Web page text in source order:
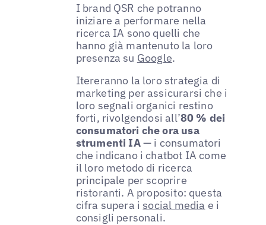
I brand QSR che potranno
iniziare a performare nella
ricerca IA sono quelli che
hanno già mantenuto la loro
presenza su Google.
Itereranno la loro strategia di
marketing per assicurarsi che i
loro segnali organici restino
forti, rivolgendosi all’80 % dei
consumatori che ora usa
strumenti IA— i consumatori
che indicano i chatbot IA come
il loro metodo di ricerca
principale per scoprire
ristoranti. A proposito: questa
cifra supera i social media e i
consigli personali.